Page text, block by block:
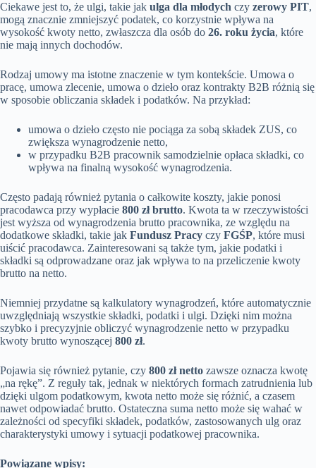
Ciekawe jest to, że ulgi, takie jak ulga dla młodych czy zerowy PIT,
mogą znacznie zmniejszyć podatek, co korzystnie wpływa na
wysokość kwoty netto, zwłaszcza dla osób do 26. roku życia, które
nie mają innych dochodów.
Rodzaj umowy ma istotne znaczenie w tym kontekście. Umowa o
pracę, umowa zlecenie, umowa o dzieło oraz kontrakty B2B różnią się
w sposobie obliczania składek i podatków. Na przykład:
umowa o dzieło często nie pociąga za sobą składek ZUS, co
zwiększa wynagrodzenie netto,
w przypadku B2B pracownik samodzielnie opłaca składki, co
wpływa na finalną wysokość wynagrodzenia.
Często padają również pytania o całkowite koszty, jakie ponosi
pracodawca przy wypłacie 800 zł brutto. Kwota ta w rzeczywistości
jest wyższa od wynagrodzenia brutto pracownika, ze względu na
dodatkowe składki, takie jak Fundusz Pracy czy FGŚP, które musi
uiścić pracodawca. Zainteresowani są także tym, jakie podatki i
składki są odprowadzane oraz jak wpływa to na przeliczenie kwoty
brutto na netto.
Niemniej przydatne są kalkulatory wynagrodzeń, które automatycznie
uwzględniają wszystkie składki, podatki i ulgi. Dzięki nim można
szybko i precyzyjnie obliczyć wynagrodzenie netto w przypadku
kwoty brutto wynoszącej 800 zł.
Pojawia się również pytanie, czy 800 zł netto zawsze oznacza kwotę
„na rękę”. Z reguły tak, jednak w niektórych formach zatrudnienia lub
dzięki ulgom podatkowym, kwota netto może się różnić, a czasem
nawet odpowiadać brutto. Ostateczna suma netto może się wahać w
zależności od specyfiki składek, podatków, zastosowanych ulg oraz
charakterystyki umowy i sytuacji podatkowej pracownika.
Powiązane wpisy: